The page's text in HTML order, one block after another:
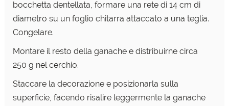
bocchetta dentellata, formare una rete di 14 cm di
diametro su un foglio chitarra attaccato a una teglia.
Congelare.
Montare il resto della ganache e distribuirne circa
250 g nel cerchio.
Staccare la decorazione e posizionarla sulla
superficie, facendo risalire leggermente la ganache